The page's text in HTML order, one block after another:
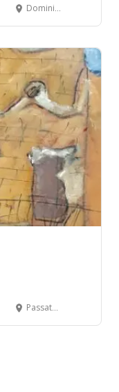
Dominics, 26 - Quatre Camins - BARCELONA
Passatge Mulet, 6 - BARCELONA